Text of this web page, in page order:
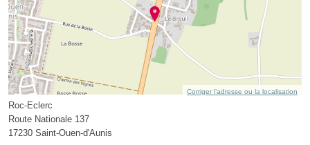
Corriger l’adresse ou la localisation
Roc-Eclerc
Route Nationale 137
17230 Saint-Ouen-d'Aunis